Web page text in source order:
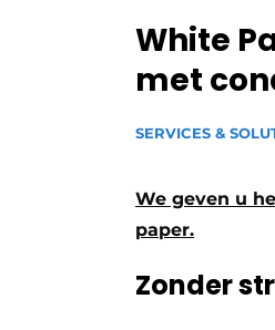
Privacy
White
met
SERVICES &
We geven u
paper.
Zonder